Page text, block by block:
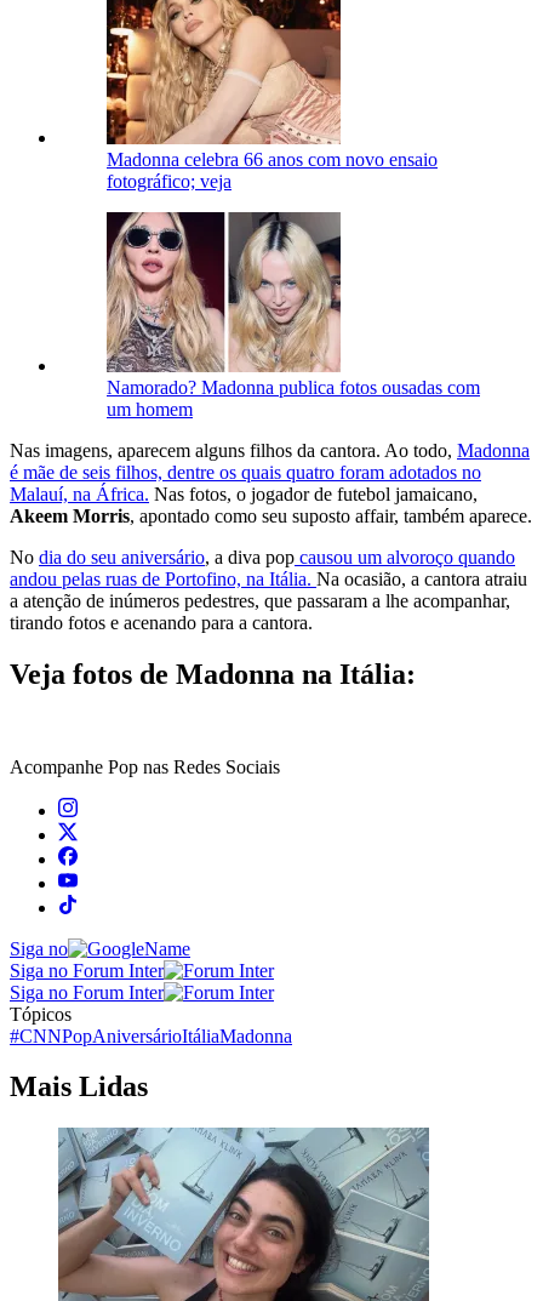
Madonna celebra 66 anos com novo ensaio
fotográfico; veja
Namorado? Madonna publica fotos ousadas com
um homem
Nas imagens, aparecem alguns filhos da cantora. Ao todo, Madonna
é mãe de seis filhos, dentre os quais quatro foram adotados no
Malauí, na África. Nas fotos, o jogador de futebol jamaicano,
Akeem Morris, apontado como seu suposto affair, também aparece.
No dia do seu aniversário, a diva pop causou um alvoroço quando
andou pelas ruas de Portofino, na Itália. Na ocasião, a cantora atraiu
a atenção de inúmeros pedestres, que passaram a lhe acompanhar,
tirando fotos e acenando para a cantora.
Veja fotos de Madonna na Itália:
Acompanhe Pop nas Redes Sociais
Siga no
Siga no Forum Inter
Siga no Forum Inter
Tópicos
#CNNPopAniversárioItáliaMadonna
Mais Lidas